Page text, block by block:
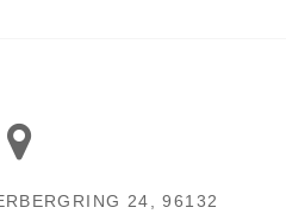
24, 96132